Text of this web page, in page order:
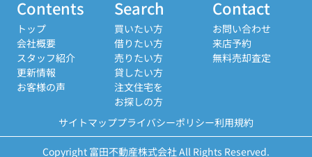
Contents
トップ
会社概要
スタッフ紹介
更新情報
お客様の声
Search
買いたい方
借りたい方
売りたい方
貸したい方
注文住宅を
お探しの方
Contact
お問い合わせ
来店予約
無料売却査定
サイトマッププライバシーポリシー利用規約
Copyright 富田不動産株式会社 All Rights Reserved.